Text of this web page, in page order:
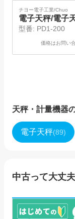
SOLD
チヨー電子工業/Chuo
電子天秤/電子
型番: PD1-200
価格はお問い
天秤・計量機器
電子天秤(89)
中古って大丈